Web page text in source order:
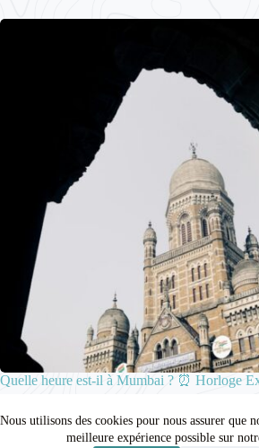
Nous utilisons des cookies pour nous assurer que
meilleure expérience possible sur
Quelle heure est-il à Mumbai ? ⏰ Horloge